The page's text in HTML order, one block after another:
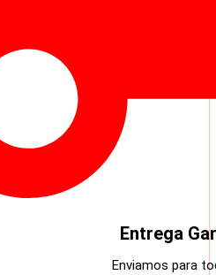
Entrega
Enviamos para